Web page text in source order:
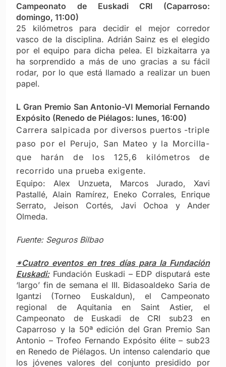
Campeonato de Euskadi CRI (Caparroso:
domingo, 11:00)
25 kilómetros para decidir el mejor corredor
vasco de la disciplina. Adrián Sainz es el elegido
por el equipo para dicha pelea. El bizkaitarra ya
ha sorprendido a más de uno gracias a su fácil
rodar, por lo que está llamado a realizar un buen
papel.
L Gran Premio San Antonio-VI Memorial Fernando
Expósito (Renedo de Piélagos: lunes, 16:00)
Carrera salpicada por diversos puertos -triple
paso por el Perujo, San Mateo y la Morcilla-
que harán de los 125,6 kilómetros de
recorrido una prueba exigente.
Equipo: Alex Unzueta, Marcos Jurado, Xavi
Pastallé, Alain Ramírez, Eneko Corrales, Enrique
Serrato, Jeison Cortés, Javi Ochoa y Ander
Olmeda.
Fuente: Seguros Bilbao
*Cuatro eventos en tres días para la Fundación
Euskadi:Fundación Euskadi – EDP disputará este
‘largo’ fin de semana el III. Bidasoaldeko Saria de
Igantzi (Torneo Euskaldun), el Campeonato
regional de Aquitania en Saint Astier, el
Campeonato de Euskadi de CRI sub23 en
Caparroso y la 50ª edición del Gran Premio San
Antonio – Trofeo Fernando Expósito élite – sub23
en Renedo de Piélagos. Un intenso calendario que
los jóvenes valores del conjunto presidido por